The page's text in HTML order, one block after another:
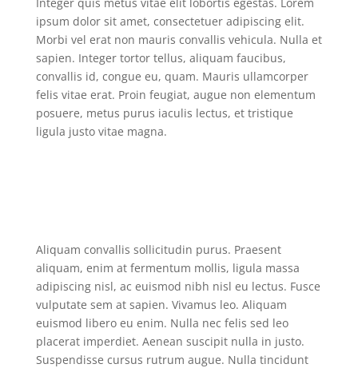
ipsum dolor sit amet, consectetuer adipiscing elit.
Morbi vel erat non mauris convallis vehicula. Nulla et
sapien. Integer tortor tellus, aliquam faucibus,
convallis id, congue eu, quam. Mauris ullamcorper
felis vitae erat. Proin feugiat, augue non elementum
posuere, metus purus iaculis lectus, et tristique
ligula justo vitae magna.
Aliquam convallis sollicitudin purus. Praesent
aliquam, enim at fermentum mollis, ligula massa
adipiscing nisl, ac euismod nibh nisl eu lectus. Fusce
vulputate sem at sapien. Vivamus leo. Aliquam
euismod libero eu enim. Nulla nec felis sed leo
placerat imperdiet. Aenean suscipit nulla in justo.
Suspendisse cursus rutrum augue. Nulla tincidunt